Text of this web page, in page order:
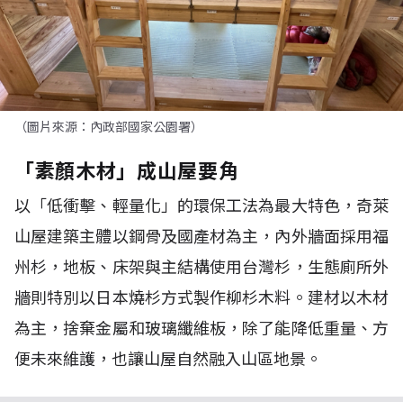
（圖片來源：內政部國家公園署）
「素顏木材」成山屋要角
以「低衝擊、輕量化」的環保工法為最大特色，奇萊
山屋建築主體以鋼骨及國產材為主，內外牆面採用福
州杉，地板、床架與主結構使用台灣杉，生態廁所外
牆則特別以日本燒杉方式製作柳杉木料。建材以木材
為主，捨棄金屬和玻璃纖維板，除了能降低重量、方
便未來維護，也讓山屋自然融入山區地景。